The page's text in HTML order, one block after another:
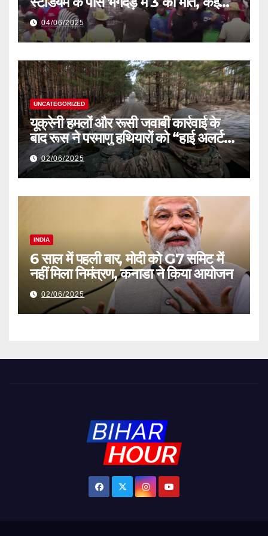
घायल
04/06/2025
UNCATEGORIZED
यूक्रेनी हमलों और रूसी जवाबी कार्रवाई के
बाद रूस ने परमाणु हथियारों को “हाई अलर्ट”
पर रखा
02/06/2025
INDIA
6 साल में पहली बार, मोदी को G7 समिट में
नहीं मिला निमंत्रण, कनाडा ने किया आयोजन
02/06/2025